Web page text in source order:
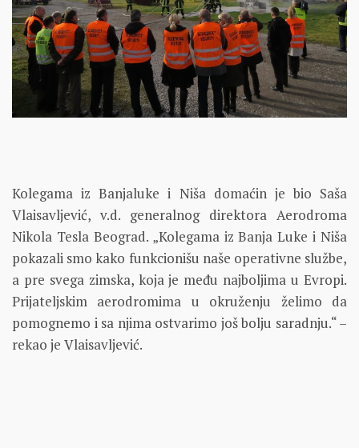
Kolegama iz Banjaluke i Niša domaćin je bio Saša
Vlaisavljević, v.d. generalnog direktora Aerodroma
Nikola Tesla Beograd. „Kolegama iz Banja Luke i Niša
pokazali smo kako funkcionišu naše operativne službe,
a pre svega zimska, koja je među najboljima u Evropi.
Prijateljskim aerodromima u okruženju želimo da
pomognemo i sa njima ostvarimo još bolju saradnju.“ –
rekao je Vlaisavljević.